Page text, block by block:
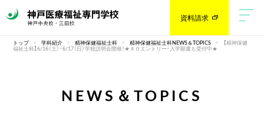
資料請求
トップ 学科紹介 精神保健福祉士科 精神保健福祉士科NEWS＆TOPICS 【精神保健
福祉士科】6/16（土）・6/17（日）学校説明会開催！★ＡＯエントリー・入学願書も受付中★
NEWS＆TOPICS